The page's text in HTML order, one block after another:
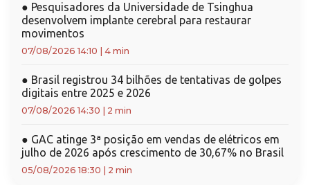
● Pesquisadores da Universidade de Tsinghua
desenvolvem implante cerebral para restaurar
movimentos
07/08/2026 14:10 4 min
● Brasil registrou 34 bilhões de tentativas de golpes
digitais entre 2025 e 2026
07/08/2026 14:30 2 min
● GAC atinge 3ª posição em vendas de elétricos em
julho de 2026 após crescimento de 30,67% no Brasil
05/08/2026 18:30 2 min